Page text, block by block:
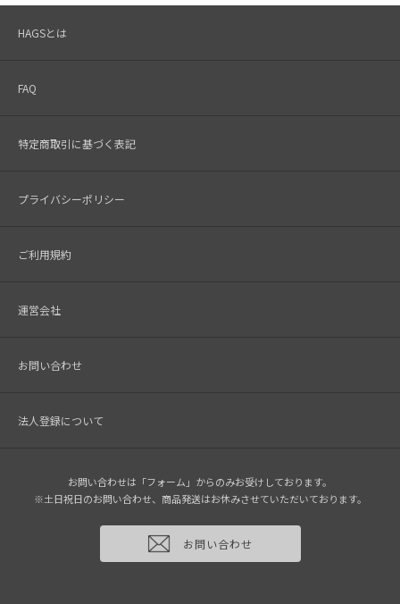
HAGSとは
FAQ
特定商取引に基づく表記
プライバシーポリシー
ご利用規約
運営会社
お問い合わせ
法人登録について
お問い合わせは「フォーム」からのみお受けしております。
※土日祝日のお問い合わせ、商品発送はお休みさせていただいております。
お問い合わせ